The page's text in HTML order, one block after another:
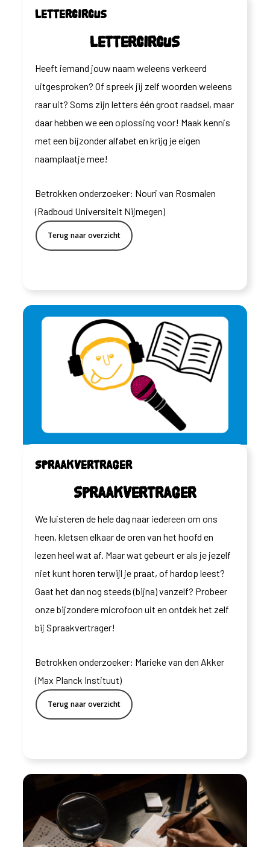
Lettercircus
Lettercircus
Heeft iemand jouw naam weleens verkeerd
uitgesproken? Of spreek jij zelf woorden weleens
raar uit? Soms zijn letters één groot raadsel, maar
daar hebben we een oplossing voor! Maak kennis
met een bijzonder alfabet en krijg je eigen
naamplaatje mee!
Betrokken onderzoeker: Nouri van Rosmalen
(Radboud Universiteit Nijmegen)
Terug naar overzicht
Spraakvertrager
Spraakvertrager
We luisteren de hele dag naar iedereen om ons
heen, kletsen elkaar de oren van het hoofd en
lezen heel wat af. Maar wat gebeurt er als je jezelf
niet kunt horen terwijl je praat, of hardop leest?
Gaat het dan nog steeds (bijna) vanzelf? Probeer
onze bijzondere microfoon uit en ontdek het zelf
bij Spraakvertrager!
Betrokken onderzoeker: Marieke van den Akker
(Max Planck Instituut)
Terug naar overzicht